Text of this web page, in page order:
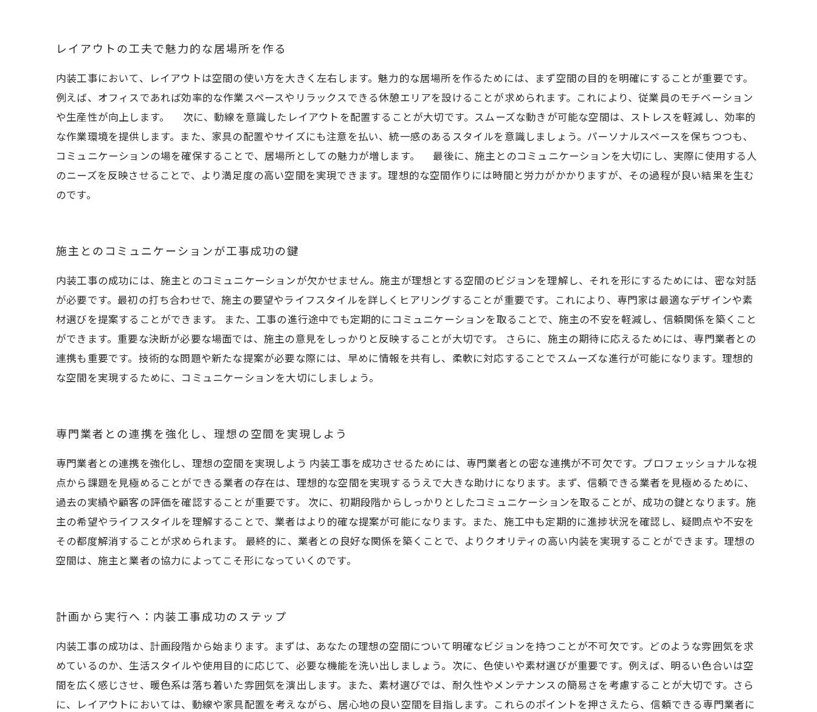
レイアウトの工夫で魅力的な居場所を作る
内装工事において、レイアウトは空間の使い方を大きく左右します。魅力的な居場所を作るためには、まず空間の目的を明確にすることが重要です。
例えば、オフィスであれば効率的な作業スペースやリラックスできる休憩エリアを設けることが求められます。これにより、従業員のモチベーション
や生産性が向上します。 次に、動線を意識したレイアウトを配置することが大切です。スムーズな動きが可能な空間は、ストレスを軽減し、効率的
な作業環境を提供します。また、家具の配置やサイズにも注意を払い、統一感のあるスタイルを意識しましょう。パーソナルスペースを保ちつつも、
コミュニケーションの場を確保することで、居場所としての魅力が増します。 最後に、施主とのコミュニケーションを大切にし、実際に使用する人
のニーズを反映させることで、より満足度の高い空間を実現できます。理想的な空間作りには時間と労力がかかりますが、その過程が良い結果を生む
のです。
施主とのコミュニケーションが工事成功の鍵
内装工事の成功には、施主とのコミュニケーションが欠かせません。施主が理想とする空間のビジョンを理解し、それを形にするためには、密な対話
が必要です。最初の打ち合わせで、施主の要望やライフスタイルを詳しくヒアリングすることが重要です。これにより、専門家は最適なデザインや素
材選びを提案することができます。 また、工事の進行途中でも定期的にコミュニケーションを取ることで、施主の不安を軽減し、信頼関係を築くこと
ができます。重要な決断が必要な場面では、施主の意見をしっかりと反映することが大切です。 さらに、施主の期待に応えるためには、専門業者との
連携も重要です。技術的な問題や新たな提案が必要な際には、早めに情報を共有し、柔軟に対応することでスムーズな進行が可能になります。理想的
な空間を実現するために、コミュニケーションを大切にしましょう。
専門業者との連携を強化し、理想の空間を実現しよう
専門業者との連携を強化し、理想の空間を実現しよう 内装工事を成功させるためには、専門業者との密な連携が不可欠です。プロフェッショナルな視
点から課題を見極めることができる業者の存在は、理想的な空間を実現するうえで大きな助けになります。まず、信頼できる業者を見極めるために、
過去の実績や顧客の評価を確認することが重要です。 次に、初期段階からしっかりとしたコミュニケーションを取ることが、成功の鍵となります。施
主の希望やライフスタイルを理解することで、業者はより的確な提案が可能になります。また、施工中も定期的に進捗状況を確認し、疑問点や不安を
その都度解消することが求められます。 最終的に、業者との良好な関係を築くことで、よりクオリティの高い内装を実現することができます。理想の
空間は、施主と業者の協力によってこそ形になっていくのです。
計画から実行へ：内装工事成功のステップ
内装工事の成功は、計画段階から始まります。まずは、あなたの理想の空間について明確なビジョンを持つことが不可欠です。どのような雰囲気を求
めているのか、生活スタイルや使用目的に応じて、必要な機能を洗い出しましょう。次に、色使いや素材選びが重要です。例えば、明るい色合いは空
間を広く感じさせ、暖色系は落ち着いた雰囲気を演出します。また、素材選びでは、耐久性やメンテナンスの簡易さを考慮することが大切です。さら
に、レイアウトにおいては、動線や家具配置を考えながら、居心地の良い空間を目指します。これらのポイントを押さえたら、信頼できる専門業者に